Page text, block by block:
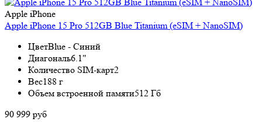
Apple iPhone
Apple iPhone 15 Pro 512GB Blue Titanium (eSIM + NanoSIM)
ЦветBlue - Синий
Диагональ6.1"
Количество SIM-карт2
Вес188 г
Объем встроенной памяти512 Гб
90 999 руб